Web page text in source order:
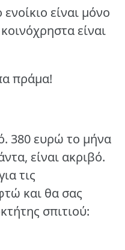
είναι μόνο
είναι
πράμα!
380 ευρώ το μήνα
είναι ακριβό.
τις
και θα σας
σπιτιού: